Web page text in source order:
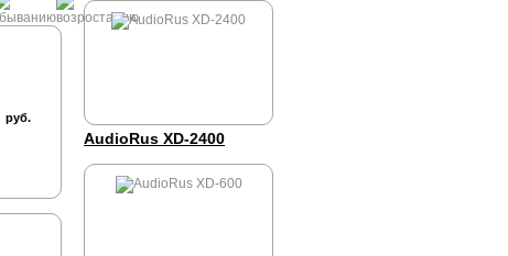
руб.
AudioRus XD-2400